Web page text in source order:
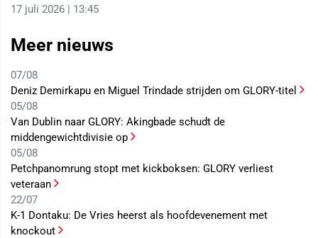
17 juli 2026 | 13:45
Meer nieuws
07/08
Deniz Demirkapu en Miguel Trindade strijden om GLORY-titel
05/08
Van Dublin naar GLORY: Akingbade schudt de
middengewichtdivisie op
05/08
Petchpanomrung stopt met kickboksen: GLORY verliest
veteraan
22/07
K-1 Dontaku: De Vries heerst als hoofdevenement met
knockout